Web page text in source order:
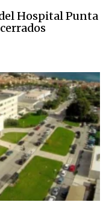
Hospital Punta